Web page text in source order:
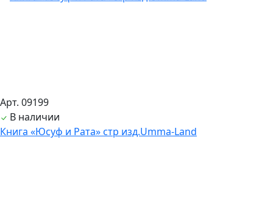
Арт. 09199
В наличии
Книга «Юсуф и Рата» стр изд.Umma-Land